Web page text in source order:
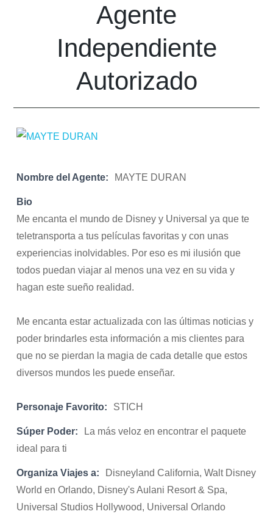
Agente
Independiente
Autorizado
Nombre del Agente: MAYTE DURAN
Bio
Me encanta el mundo de Disney y Universal ya que te
teletransporta a tus películas favoritas y con unas
experiencias inolvidables. Por eso es mi ilusión que
todos puedan viajar al menos una vez en su vida y
hagan este sueño realidad.
Me encanta estar actualizada con las últimas noticias y
poder brindarles esta información a mis clientes para
que no se pierdan la magia de cada detalle que estos
diversos mundos les puede enseñar.
Personaje Favorito: STICH
Súper Poder:
La más veloz en encontrar el paquete
ideal para ti
Organiza Viajes a:
Disneyland California, Walt Disney
World en Orlando, Disney's Aulani Resort & Spa,
Universal Studios Hollywood, Universal Orlando